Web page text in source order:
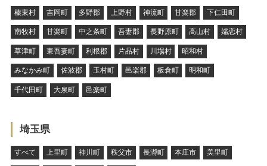
榛東村 吉岡町 多野郡 上野村 神流町 甘楽郡 下仁田町
南牧村 甘楽町 中之条町 吾妻郡 長野原町 高山村 嬬恋村
草津町 東吾妻町 利根郡 片品村 川場村 昭和村
みなかみ町 佐波郡 玉村町 邑楽郡 板倉町 明和町
千代田町 大泉町 邑楽町
埼玉県
すべて 上里町 神川町 秩父市 長瀞町 本庄市 美里町